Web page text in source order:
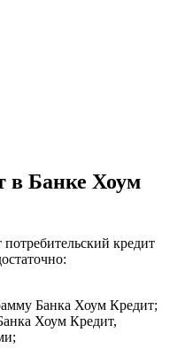
в Банке Хоум
кредит
Банка Хоум Кредит;
Хоум Кредит,